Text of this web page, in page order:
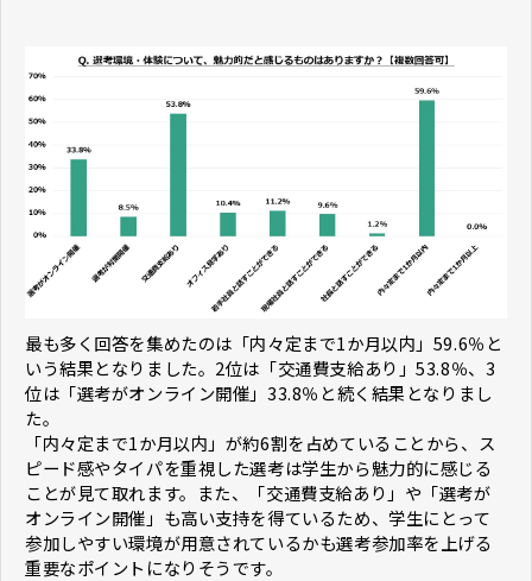
最も多く回答を集めたのは「内々定まで1か月以内」59.6％と
いう結果となりました。2位は「交通費支給あり」53.8％、3
位は「選考がオンライン開催」33.8％と続く結果となりまし
た。
「内々定まで1か月以内」が約6割を占めていることから、ス
ピード感やタイパを重視した選考は学生から魅力的に感じる
ことが見て取れます。また、「交通費支給あり」や「選考が
オンライン開催」も高い支持を得ているため、学生にとって
参加しやすい環境が用意されているかも選考参加率を上げる
重要なポイントになりそうです。